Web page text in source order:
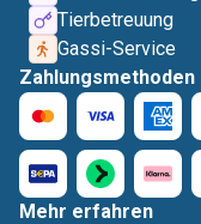
Tierbetreuung
Gassi-Service
Zahlungsmethoden
Mehr erfahren